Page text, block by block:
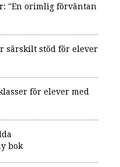
"En orimlig förväntan
särskilt stöd för elever
för elever med
bok